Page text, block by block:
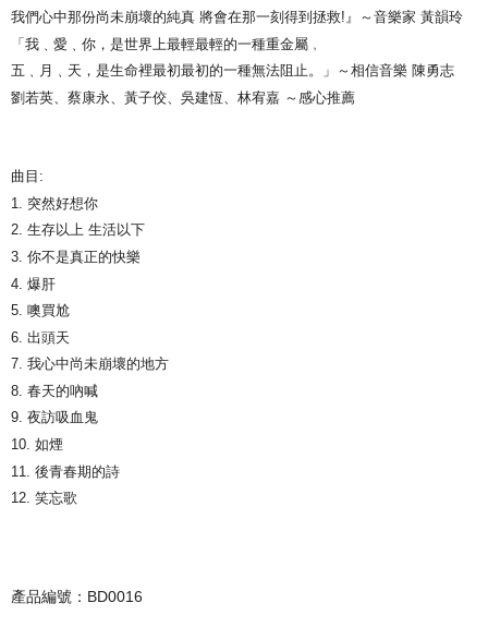
宅配
配送毎にNT$85、NT$1,000以上で送料無料
海外地區配送 送料を確認
我們心中那份尚未崩壞的純真 將會在那一刻得到拯救!』～音樂家 黃韻玲
「我﹑愛﹑你，是世界上最輕最輕的一種重金屬﹐
五﹑月﹑天，是生命裡最初最初的一種無法阻止。」～相信音樂 陳勇志
劉若英、蔡康永、黃子佼、吳建恆、林宥嘉 ～感心推薦
曲目:
1. 突然好想你
2. 生存以上 生活以下
3. 你不是真正的快樂
4. 爆肝
5. 噢買尬
6. 出頭天
7. 我心中尚未崩壞的地方
8. 春天的吶喊
9. 夜訪吸血鬼
10. 如煙
11. 後青春期的詩
12. 笑忘歌
產品編號：BD0016